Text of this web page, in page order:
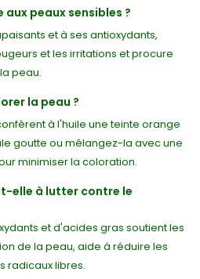
peaux sensibles ?
et à ses antioxydants,
et les irritations et procure
peau.
la peau ?
à l'huile une teinte orange
goutte ou mélangez-la avec une
minimiser la coloration.
elle à lutter contre le
et d'acides gras soutient les
de la peau, aide à réduire les
radicaux libres.